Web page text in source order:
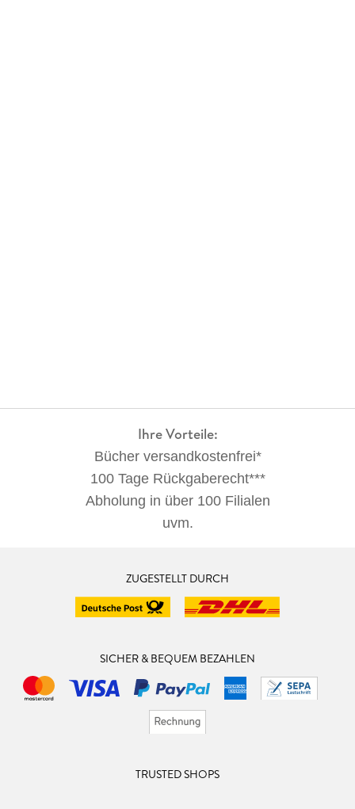
Ihre Vorteile:
Bücher versandkostenfrei*
100 Tage Rückgaberecht***
Abholung in über 100 Filialen
uvm.
ZUGESTELLT DURCH
SICHER & BEQUEM BEZAHLEN
TRUSTED SHOPS